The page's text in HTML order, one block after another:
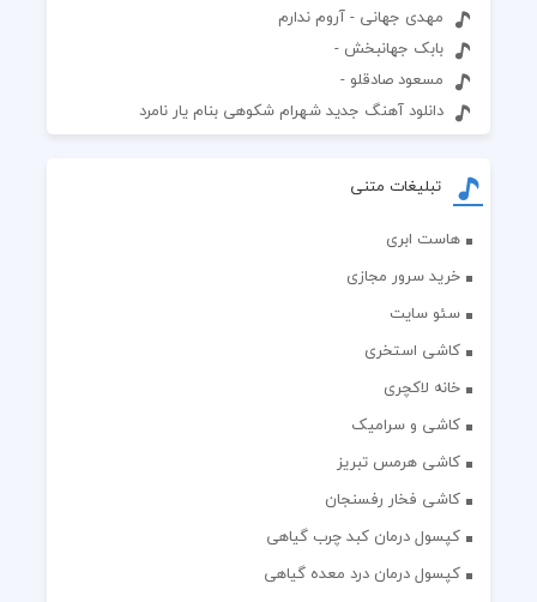
مهدی جهانی - آروم ندارم
بابک جهانبخش -
مسعود صادقلو -
دانلود آهنگ جدید شهرام شکوهی بنام یار نامرد
تبلیغات متنی
هاست ابری
خرید سرور مجازی
سئو سایت
کاشی استخری
خانه لاکچری
کاشی و سرامیک
کاشی هرمس تبریز
کاشی فخار رفسنجان
کپسول درمان کبد چرب گیاهی
کپسول درمان درد معده گیاهی